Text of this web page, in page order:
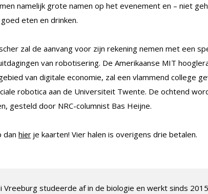
namelijk grote namen op het evenement en – niet
eten en drinken.
zal de aanvang voor zijn rekening nemen met een
van robotisering. De Amerikaanse MIT
van digitale economie, zal een vlammend college
robotica aan de Universiteit Twente. De ochtend
gesteld door NRC-columnist Bas Heijne.
dan hier je kaarten! Vier halen is overigens drie betalen.
Vreeburg studeerde af in de biologie en werkt sinds